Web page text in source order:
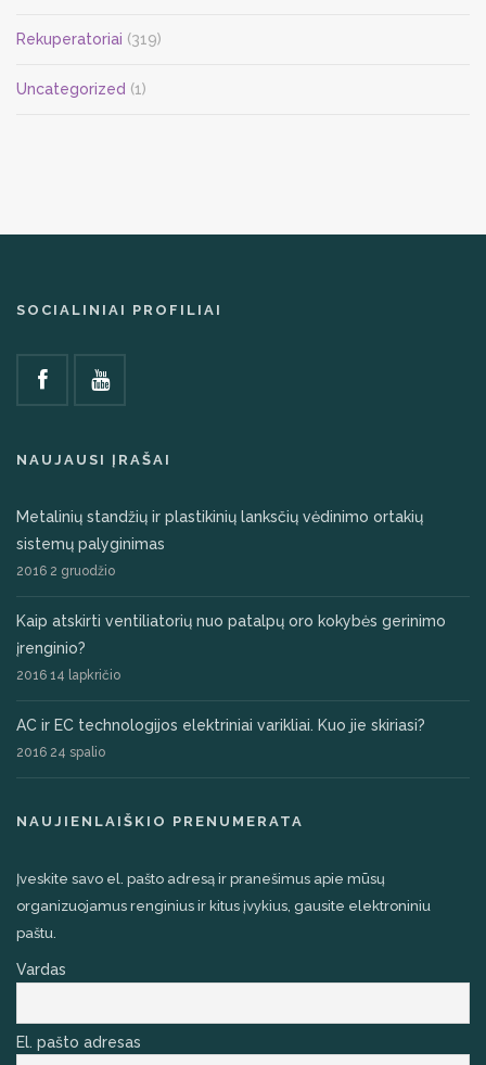
Rekuperatoriai (319)
Uncategorized (1)
SOCIALINIAI PROFILIAI
NAUJAUSI ĮRAŠAI
Metalinių standžių ir plastikinių lanksčių vėdinimo ortakių
sistemų palyginimas
2016 2 gruodžio
Kaip atskirti ventiliatorių nuo patalpų oro kokybės gerinimo
įrenginio?
2016 14 lapkričio
AC ir EC technologijos elektriniai varikliai. Kuo jie skiriasi?
2016 24 spalio
NAUJIENLAIŠKIO PRENUMERATA
Įveskite savo el. pašto adresą ir pranešimus apie mūsų
organizuojamus renginius ir kitus įvykius, gausite elektroniniu
paštu.
Vardas
El. pašto adresas